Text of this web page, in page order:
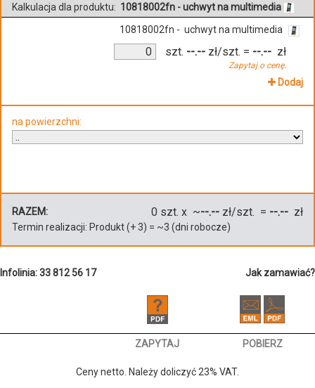
Kalkulacja dla produktu: 10818002fn - uchwyt na multimedia
10818002fn - uchwyt na multimedia
szt. --.-- zł/szt.
Zapytaj o cenę.
= --.-- zł
Dodaj
na powierzchni:
RAZEM: 0 szt. x ~--.-- zł/szt. = --.-- zł
Termin realizacji: Produkt(+3) = ~3 (dni robocze)
Infolinia: 33 812 56 17 Jak zamawiać?
ZAPYTAJ POBIERZ
Ceny netto. Należy doliczyć 23% VAT.